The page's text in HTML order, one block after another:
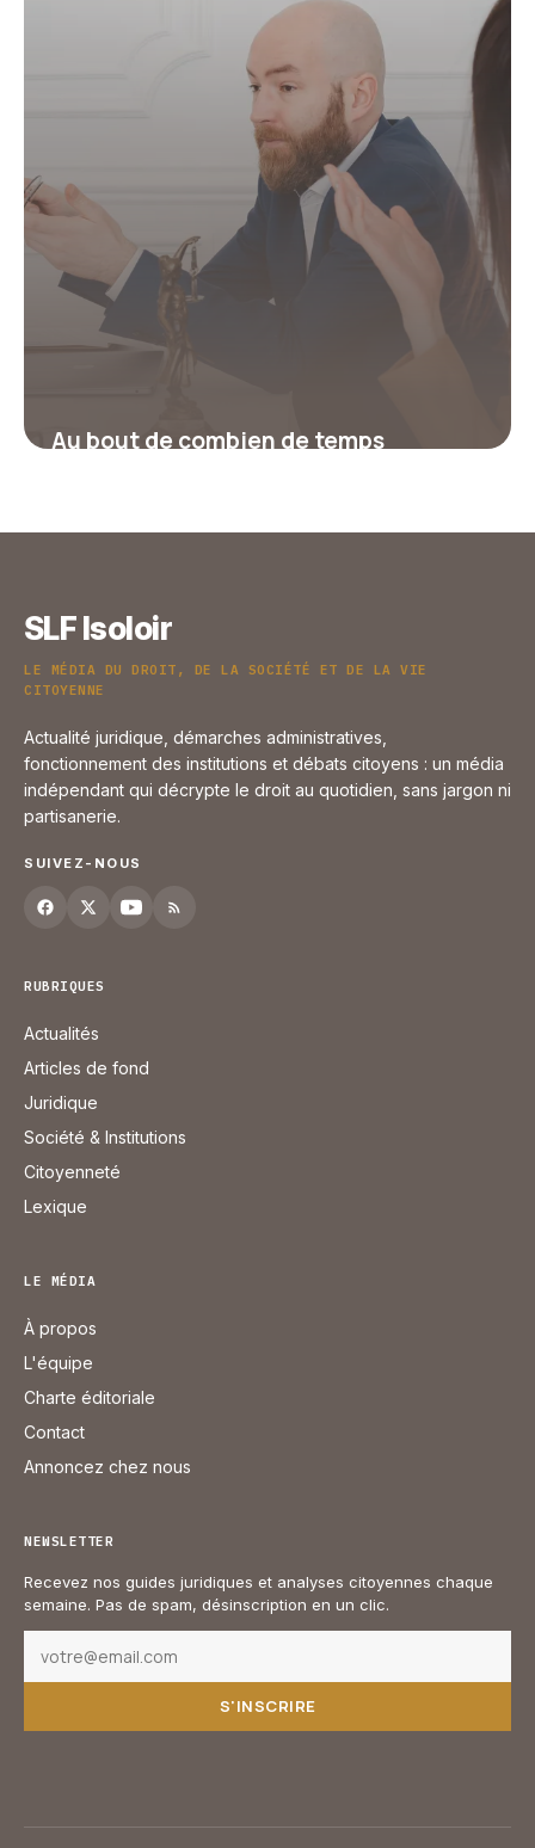
Au bout de combien de temps
SLF Isoloir
LE MÉDIA DU DROIT, DE LA SOCIÉTÉ ET DE LA VIE
CITOYENNE
Actualité juridique, démarches administratives,
fonctionnement des institutions et débats citoyens : un média
indépendant qui décrypte le droit au quotidien, sans jargon ni
partisanerie.
SUIVEZ-NOUS
RUBRIQUES
Actualités
Articles de fond
Juridique
Société & Institutions
Citoyenneté
Lexique
LE MÉDIA
À propos
L'équipe
Charte éditoriale
Contact
Annoncez chez nous
NEWSLETTER
Recevez nos guides juridiques et analyses citoyennes chaque
semaine. Pas de spam, désinscription en un clic.
S'INSCRIRE